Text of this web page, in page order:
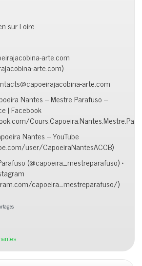
sur Loire
arte.com
arte.com)
arte.com
Nantes – Mestre Parafuso –
| Facebook
Nantes – YouTube
user/CapoeiraNantesACCB)
(@capoeira_mestreparafuso) •
capoeira_mestreparafuso/)